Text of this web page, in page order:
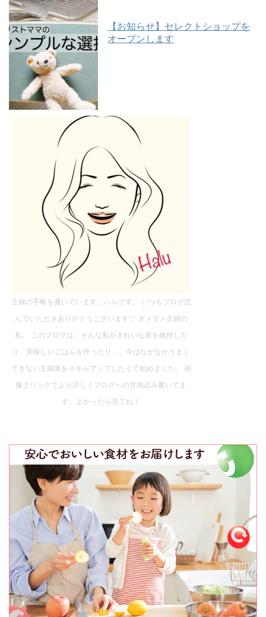
【お知らせ】セレクトショップを
オープンします
主婦の手帳を書いています。ハルです。 いつもブログ読
んでいただきありがとうございます♡ ダメダメ主婦の
私。 このブログは、そんな私がきれいな家を維持した
り、美味しいごはんを作ったり…。今はなかなかうまく
できない主婦業をスキルアップしたくて始めました。 画
像クリックでより詳しくブログへの意気込み書いてま
す。よかったら見てね！